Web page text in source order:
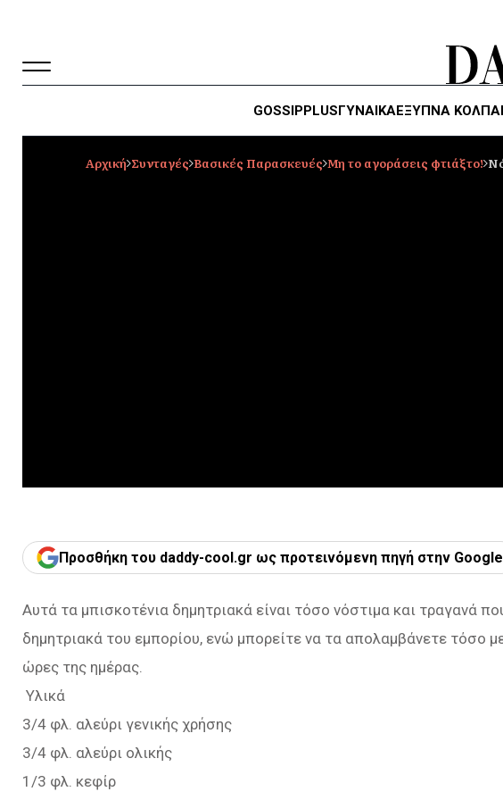
GOSSIPPLUSΓΥΝΑΙΚΑΈΞΥΠΝΑ ΚΌΛΠΑ
Αρχική Συνταγές Βασικές Παρασκευές Μη το αγοράσεις φτιάξτο!
Προσθήκη του daddy-cool.gr ως προτεινόμενη πηγή στην Google
Αυτά τα μπισκοτένια δημητριακά είναι τόσο νόστιμα και τραγανά
δημητριακά του εμπορίου, ενώ μπορείτε να τα απολαμβάνετε τόσο
ώρες της ημέρας.
Υλικά
3/4 φλ. αλεύρι γενικής χρήσης
3/4 φλ. αλεύρι ολικής
1/3 φλ. κεφίρ